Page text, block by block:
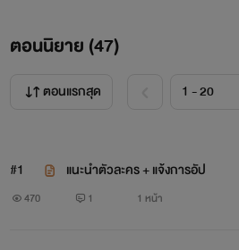
ตอนนิยาย (47)
ตอนแรกสุด
#1 แนะนำตัวละคร + แจ้งการอัป
470 1 1 หน้า